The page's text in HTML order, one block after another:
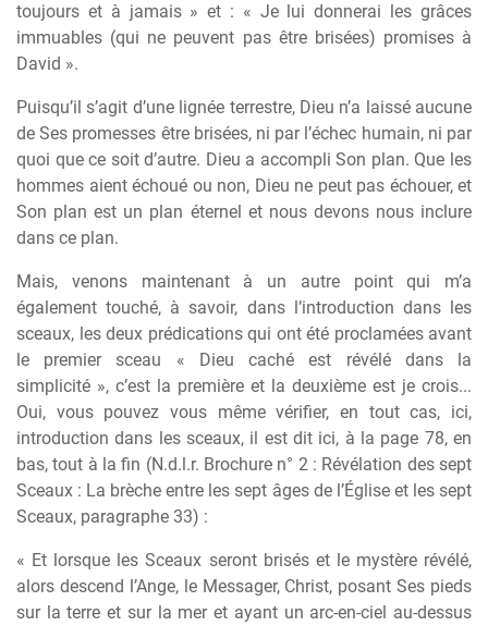
toujours et à jamais » et : « Je lui donnerai les grâces
immuables (qui ne peuvent pas être brisées) promises à
David ».
Puisqu’il s’agit d’une lignée terrestre, Dieu n’a laissé aucune
de Ses promesses être brisées, ni par l’échec humain, ni par
quoi que ce soit d’autre. Dieu a accompli Son plan. Que les
hommes aient échoué ou non, Dieu ne peut pas échouer, et
Son plan est un plan éternel et nous devons nous inclure
dans ce plan.
Mais, venons maintenant à un autre point qui m’a
également touché, à savoir, dans l’introduction dans les
sceaux, les deux prédications qui ont été proclamées avant
le premier sceau « Dieu caché est révélé dans la
simplicité », c’est la première et la deuxième est je crois...
Oui, vous pouvez vous même vérifier, en tout cas, ici,
introduction dans les sceaux, il est dit ici, à la page 78, en
bas, tout à la fin (N.d.l.r. Brochure n° 2 : Révélation des sept
Sceaux : La brèche entre les sept âges de l’Église et les sept
Sceaux, paragraphe 33) :
« Et lorsque les Sceaux seront brisés et le mystère révélé,
alors descend l’Ange, le Messager, Christ, posant Ses pieds
sur la terre et sur la mer et ayant un arc-en-ciel au-dessus